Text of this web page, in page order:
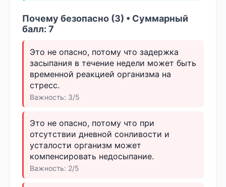
Почему безопасно (3) • Суммарный
балл: 7
Это не опасно, потому что задержка
засыпания в течение недели может быть
временной реакцией организма на
стресс.
Важность: 3/5
Это не опасно, потому что при
отсутствии дневной сонливости и
усталости организм может
компенсировать недосыпание.
Важность: 2/5